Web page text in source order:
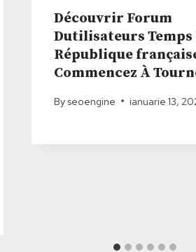
Découvrir Forum
Dutilisateurs Temps
République
Commencez À
By seoengine ianuarie 13,